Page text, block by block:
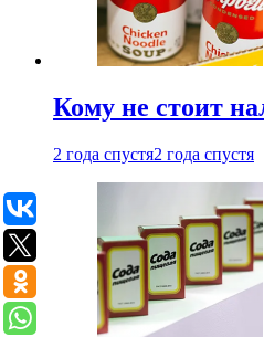
Кому не стоит
2 года спустя2 года спустя